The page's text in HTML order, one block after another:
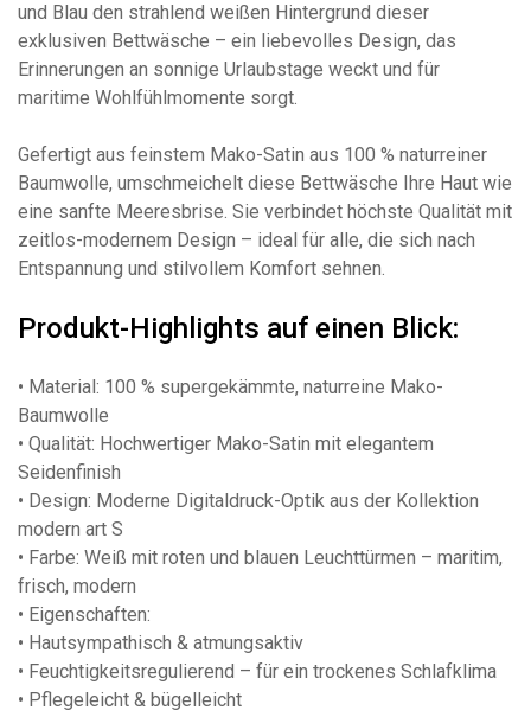
und Blau den strahlend weißen Hintergrund dieser
exklusiven Bettwäsche – ein liebevolles Design, das
Erinnerungen an sonnige Urlaubstage weckt und für
maritime Wohlfühlmomente sorgt.
Gefertigt aus feinstem Mako-Satin aus 100 % naturreiner
Baumwolle, umschmeichelt diese Bettwäsche Ihre Haut wie
eine sanfte Meeresbrise. Sie verbindet höchste Qualität mit
zeitlos-modernem Design – ideal für alle, die sich nach
Entspannung und stilvollem Komfort sehnen.
Produkt-Highlights auf einen Blick:
• Material: 100 % supergekämmte, naturreine Mako-
Baumwolle
• Qualität: Hochwertiger Mako-Satin mit elegantem
Seidenfinish
• Design: Moderne Digitaldruck-Optik aus der Kollektion
modern art S
• Farbe: Weiß mit roten und blauen Leuchttürmen – maritim,
frisch, modern
• Eigenschaften:
• Hautsympathisch & atmungsaktiv
• Feuchtigkeitsregulierend – für ein trockenes Schlafklima
• Pflegeleicht & bügelleicht